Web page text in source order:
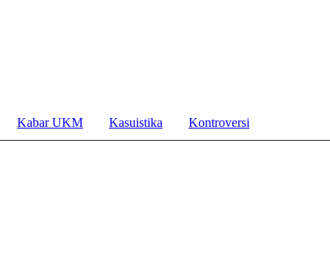
Kabar UKM Kasuistika Kontroversi